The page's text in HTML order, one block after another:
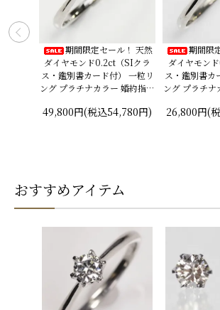
期間限定セール！ 天然
ダイヤモンド0.2ct（SIクラ
ス・鑑別書カード付） 一粒リ
ング プラチナカラー 婚約指輪
49,800円(税込54,780円)
期間限
ダイヤモン
ス・鑑別書カ
ング プラチナ
26,800円(
おすすめアイテム